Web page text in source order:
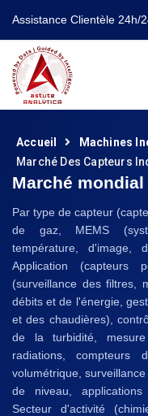
Assistance Clientèle 24h/
Accueil
Machines
Marché Des Capteurs
Marché
Par type de capteur
de gaz, MEMS
température,
Application (capteurs
(surveillance des filtres,
débits et de l'énergie,
et des chaudières),
de la turbidité,
radiations, compteurs
volumétrique,
de niveau,
Secteur d'activité